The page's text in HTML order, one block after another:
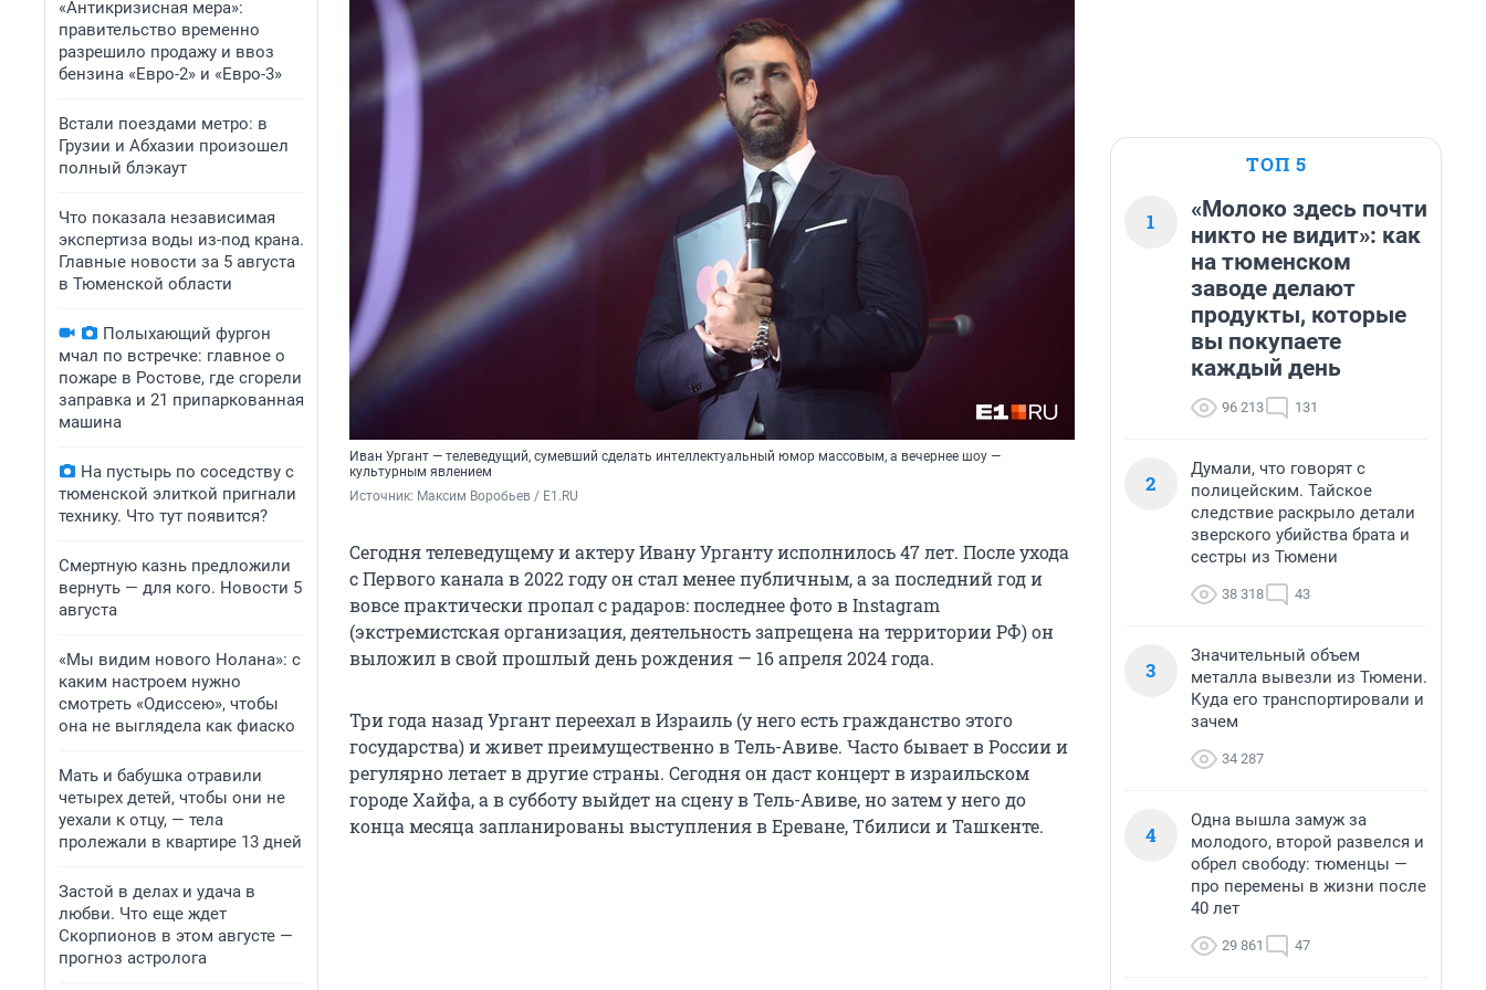
«Антикризисная мера»:
правительство временно
разрешило продажу и ввоз
бензина «Евро-2» и «Евро-3»
Встали поездами метро: в
Грузии и Абхазии произошел
полный блэкаут
Что показала независимая
экспертиза воды из-под крана.
Главные новости за 5 августа
в Тюменской области
Полыхающий фургон
мчал по встречке: главное о
пожаре в Ростове, где сгорели
заправка и 21 припаркованная
машина
На пустырь по соседству с
тюменской элиткой пригнали
технику. Что тут появится?
Смертную казнь предложили
вернуть — для кого. Новости 5
августа
«Мы видим нового Нолана»: с
каким настроем нужно
смотреть «Одиссею», чтобы
она не выглядела как фиаско
Мать и бабушка отравили
четырех детей, чтобы они не
уехали к отцу, — тела
пролежали в квартире 13 дней
Застой в делах и удача в
любви. Что еще ждет
Скорпионов в этом августе —
прогноз астролога
Иван Ургант — телеведущий, сумевший сделать интеллектуальный юмор массовым, а вечернее шоу —
культурным явлением
Источник: Максим Воробьев / E1.RU
Сегодня телеведущему и актеру Ивану Урганту исполнилось 47 лет. После ухода
с Первого канала в 2022 году он стал менее публичным, а за последний год и
вовсе практически пропал с радаров: последнее фото в Instagram
(экстремистская организация, деятельность запрещена на территории РФ) он
выложил в свой прошлый день рождения — 16 апреля 2024 года.
Три года назад Ургант переехал в Израиль (у него есть гражданство этого
государства) и живет преимущественно в Тель-Авиве. Часто бывает в России и
регулярно летает в другие страны. Сегодня он даст концерт в израильском
городе Хайфа, а в субботу выйдет на сцену в Тель-Авиве, но затем у него до
конца месяца запланированы выступления в Ереване, Тбилиси и Ташкенте.
ТОП 5
1
«Молоко здесь почти
никто не видит»: как
на тюменском
заводе делают
продукты, которые
вы покупаете
каждый день
96 213 131
2
Думали, что говорят с
полицейским. Тайское
следствие раскрыло детали
зверского убийства брата и
сестры из Тюмени
38 318 43
3
Значительный объем
металла вывезли из Тюмени.
Куда его транспортировали и
зачем
34 287
4
Одна вышла замуж за
молодого, второй развелся и
обрел свободу: тюменцы —
про перемены в жизни после
40 лет
29 861 47